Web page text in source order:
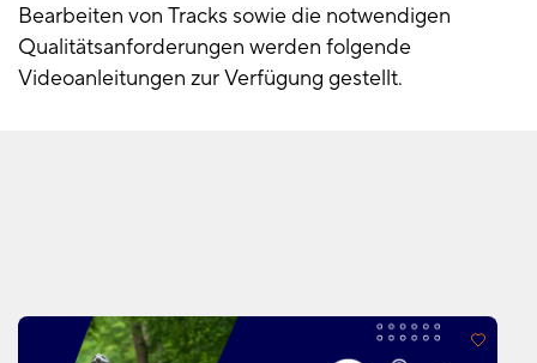
Bearbeiten von Tracks sowie die notwendigen
Qualitätsanforderungen werden folgende
Videoanleitungen zur Verfügung gestellt.